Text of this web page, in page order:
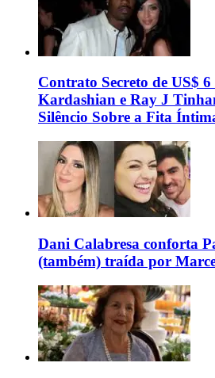
Contrato Secreto de US$
Kardashian e Ray J
Silêncio Sobre a Fita
Dani Calabresa conforta
(também) traída por